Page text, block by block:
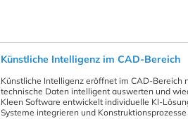
Künstliche Intelligenz im CAD-Bereich
Künstliche Intelligenz eröffnet im CAD-Bereich
technische Daten intelligent auswerten und
Kleen Software entwickelt individuelle KI-
Systeme integrieren und